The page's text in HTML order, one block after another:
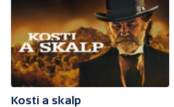
Kosti a skalp